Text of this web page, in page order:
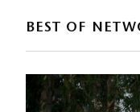
BEST OF